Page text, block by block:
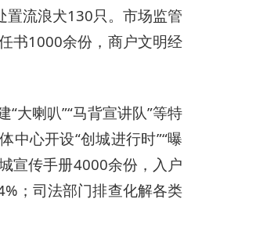
置流浪犬130只。市场监管
书1000余份，商户文明经
大喇叭”“马背宣讲队”等特
心开设“创城进行时”“曝
宣传手册4000余份，入户
；司法部门排查化解各类